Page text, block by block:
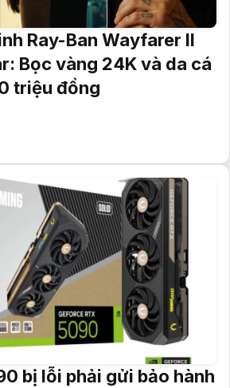
Ray-Ban Wayfarer II
Bọc vàng 24K và da cá
triệu đồng
bị lỗi phải gửi bảo hành